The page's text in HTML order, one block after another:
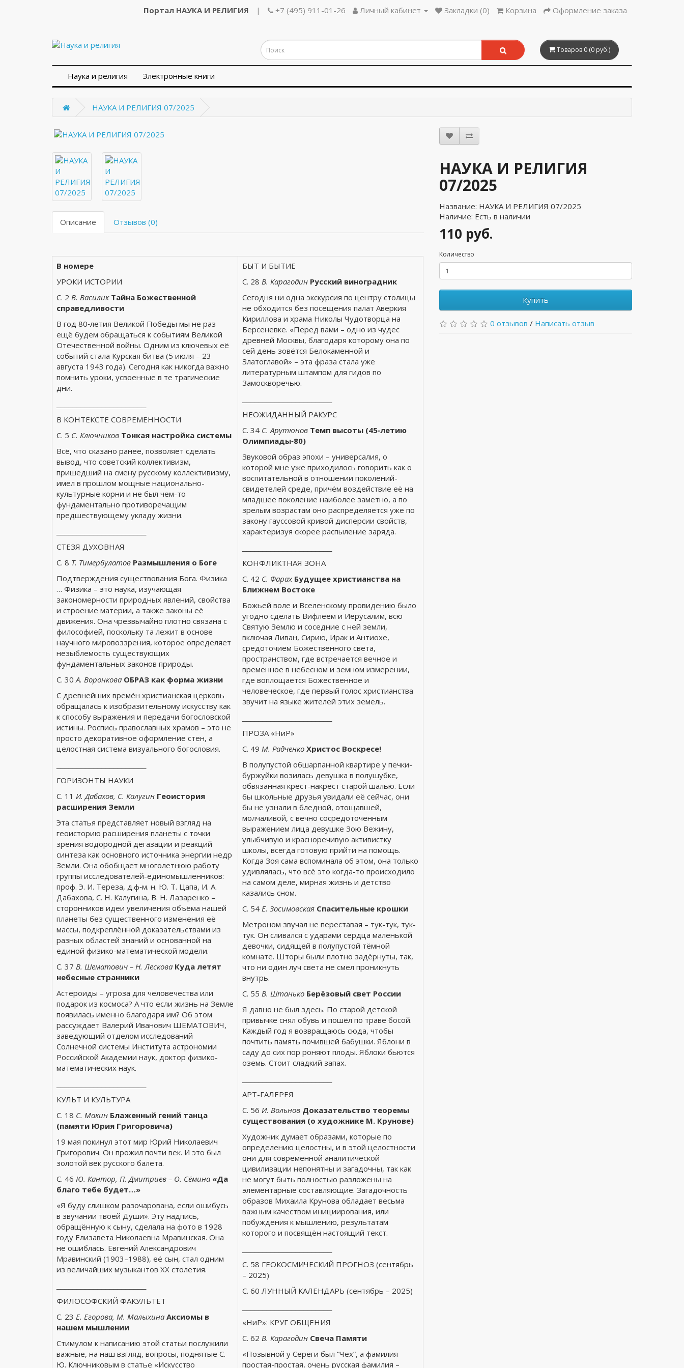
Портал НАУКА И РЕЛИГИЯ | +7 (495) 911-01-26 Личный кабинет Закладки (0) Корзина Оформление заказа
Товаров 0 (0 руб.)
Наука и религия Электронные книги
НАУКА И РЕЛИГИЯ 07/2025
Описание Отзывов (0)
В номере
УРОКИ ИСТОРИИ
С. 2 В. Василик Тайна Божественной
справедливости
В год 80‑летия Великой Победы мы не раз
ещё будем обращаться к событиям Великой
Отечественной войны. Одним из ключевых её
событий стала Курская битва (5 июля – 23
августа 1943 года). Сегодня как никогда важно
помнить уроки, усвоенные в те трагические
дни.
В КОНТЕКСТЕ СОВРЕМЕННОСТИ
С. 5 С. Ключников Тонкая настройка системы
Всё, что сказано ранее, позволяет сделать
вывод, что советский коллективизм,
пришедший на смену русскому коллективизму,
имел в прошлом мощные национально-
культурные корни и не был чем-то
фундаментально противоречащим
предшествующему укладу жизни.
СТЕЗЯ ДУХОВНАЯ
С. 8 Т. Тимербулатов Размышления о Боге
Подтверждения существования Бога. Физика
… Физика – это наука, изучающая
закономерности природных явлений, свойства
и строение материи, а также законы её
движения. Она чрезвычайно плотно связана с
философией, поскольку та лежит в основе
научного мировоззрения, которое определяет
незыблемость существующих
фундаментальных законов природы.
С. 30А. Воронкова ОБРАЗ как форма жизни
С древнейших времён христианская церковь
обращалась к изобразительному искусству как
к способу выражения и передачи богословской
истины. Роспись православных храмов – это не
просто декоративное оформление стен, а
целостная система визуального богословия.
ГОРИЗОНТЫ НАУКИ
С. 11 И. Дабахов, С. Калугин Геоиcтория
расширения Земли
Эта статья представляет новый взгляд на
геоисторию расширения планеты с точки
зрения водородной дегазации и реакций
синтеза как основного источника энергии недр
Земли. Она обобщает многолетнюю работу
группы исследователей-единомышленников:
проф. Э. И. Тереза, д.ф‑м. н. Ю. Т. Цапа, И. А.
Дабахова, С. Н. Калугина, В. Н. Лазаренко –
сторонников идеи увеличения объёма нашей
планеты без существенного изменения её
массы, подкреплённой доказательствами из
разных областей знаний и основанной на
единой физико-математической модели.
С. 37 В. Шематович – Н. Лескова Куда летят
небесные странники
Астероиды – угроза для человечества или
подарок из космоса? А что если жизнь на Земле
появилась именно благодаря им? Об этом
рассуждает Валерий Иванович ШЕМАТОВИЧ,
заведующий отделом исследований
Солнечной системы Института астрономии
Российской Академии наук, доктор физико-
математических наук.
КУЛЬТ И КУЛЬТУРА
С. 18 С. Макин Блаженный гений танца
(памяти Юрия Григоровича)
19 мая покинул этот мир Юрий Николаевич
Григорович. Он прожил почти век. И это был
золотой век русского балета.
С. 46 Ю. Кантор, П. Дмитриев – О. Сёмина «Да
благо тебе будет…»
«Я буду слишком разочарована, если ошибусь
в звучании твоей Души». Эту надпись,
обращённую к сыну, сделала на фото в 1928
году Елизавета Николаевна Мравинская. Она
не ошиблась. Евгений Александрович
Мравинский (1903–1988), её сын, стал одним
из величайших музыкантов ХХ столетия.
ФИЛОСОФСКИЙ ФАКУЛЬТЕТ
С. 23 Е. Егорова, М. Малыхина Аксиомы в
нашем мышлении
Стимулом к написанию этой статьи послужили
важные, на наш взгляд, вопросы, поднятые С.
Ю. Ключниковым в статье «Искусство
БЫТ И БЫТИЕ
С. 28 В. Карагодин Русский виноградник
Сегодня ни одна экскурсия по центру столицы
не обходится без посещения палат Аверкия
Кириллова и храма Николы Чудотворца на
Берсеневке. «Перед вами – одно из чудес
древней Москвы, благодаря которому она по
сей день зовётся Белокаменной и
Златоглавой» – эта фраза стала уже
литературным штампом для гидов по
Замоскворечью.
НЕОЖИДАННЫЙ РАКУРС
С. 34 С. Арутюнов Темп высоты (45‑летию
Олимпиады‑80)
Звуковой образ эпохи – универсалия, о
которой мне уже приходилось говорить как о
воспитательной в отношении поколений-
свидетелей среде, причём воздействие её на
младшее поколение наиболее заметно, а по
зрелым возрастам оно распределяется уже по
закону гауссовой кривой дисперсии свойств,
характеризуя скорее распыление заряда.
КОНФЛИКТНАЯ ЗОНА
С. 42 С. Фарах Будущее христианства на
Ближнем Востоке
Божьей воле и Вселенскому провидению было
угодно сделать Вифлеем и Иерусалим, всю
Святую Землю и соседние с ней земли,
включая Ливан, Сирию, Ирак и Антиохе,
средоточием Божественного света,
пространством, где встречается вечное и
временное в небесном и земном измерении,
где воплощается Божественное и
человеческое, где первый голос христианства
звучит на языке жителей этих земель.
ПРОЗА «НиР»
С. 49 М. Радченко Христос Воскресе!
В полупустой обшарпанной квартире у печки-
буржуйки возилась девушка в полушубке,
обвязанная крест-накрест старой шалью. Если
бы школьные друзья увидали её сейчас, они
бы не узнали в бледной, отощавшей,
молчаливой, с вечно сосредоточенным
выражением лица девушке Зою Вежину,
улыбчивую и красноречивую активистку
школы, всегда готовую прийти на помощь.
Когда Зоя сама вспоминала об этом, она только
удивлялась, что всё это когда-то происходило
на самом деле, мирная жизнь и детство
казались сном.
С. 54 Е. Зосимовская Спасительные крошки
Метроном звучал не переставая – тук-тук, тук-
тук. Он сливался с ударами сердца маленькой
девочки, сидящей в полупустой тёмной
комнате. Шторы были плотно задёрнуты, так,
что ни один луч света не смел проникнуть
внутрь.
С. 55 В. Штанько Берёзовый свет России
Я давно не был здесь. По старой детской
привычке снял обувь и пошёл по траве босой.
Каждый год я возвращаюсь сюда, чтобы
почтить память почившей бабушки. Яблони в
саду до сих пор роняют плоды. Яблоки бьются
оземь. Стоит сладкий запах.
АРТ-ГАЛЕРЕЯ
С. 56 И. Вольнов Доказательство теоремы
существования (о художнике М. Крунове)
Художник думает образами, которые по
определению целостны, и в этой целостности
они для современной аналитической
цивилизации непонятны и загадочны, так как
не могут быть полностью разложены на
элементарные составляющие. Загадочность
образов Михаила Крунова обладает весьма
важным качеством инициирования, или
побуждения к мышлению, результатам
которого и посвящён настоящий текст.
С. 58 ГЕОКОСМИЧЕСКИЙ ПРОГНОЗ (сентябрь
– 2025)
С. 60 ЛУННЫЙ КАЛЕНДАРЬ (сентябрь – 2025)
«НиР»: КРУГ ОБЩЕНИЯ
С. 62 В. Карагодин Свеча Памяти
«Позывной у Серёги был “Чех”, а фамилия
простая-простая, очень русская фамилия –
НАУКА И РЕЛИГИЯ
07/2025
Название: НАУКА И РЕЛИГИЯ 07/2025
Наличие: Есть в наличии
110 руб.
Количество
Купить
0 отзывов / Написать отзыв